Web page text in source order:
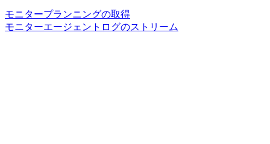
モニタープランニングの取得
モニターエージェントログのストリーム